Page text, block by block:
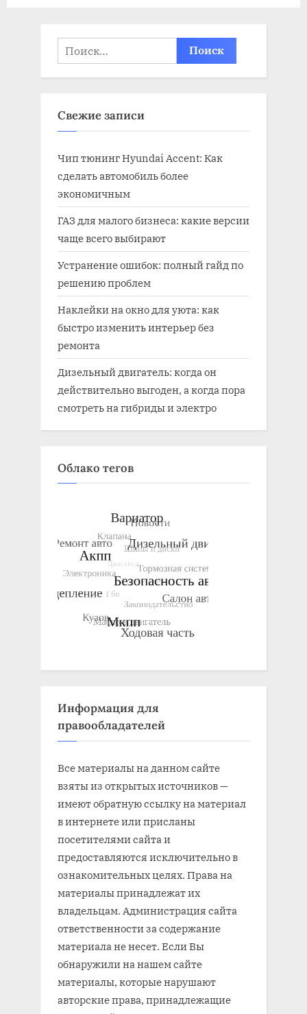
Найти:
Свежие записи
Чип тюнинг Hyundai Accent: Как
сделать автомобиль более
экономичным
ГАЗ для малого бизнеса: какие версии
чаще всего выбирают
Устранение ошибок: полный гайд по
решению проблем
Наклейки на окно для уюта: как
быстро изменить интерьер без
ремонта
Дизельный двигатель: когда он
действительно выгоден, а когда пора
смотреть на гибриды и электро
Облако тегов
Информация для
правообладателей
Все материалы на данном сайте
взяты из открытых источников —
имеют обратную ссылку на материал
в интернете или присланы
посетителями сайта и
предоставляются исключительно в
ознакомительных целях. Права на
материалы принадлежат их
владельцам. Администрация сайта
ответственности за содержание
материала не несет. Если Вы
обнаружили на нашем сайте
материалы, которые нарушают
авторские права, принадлежащие